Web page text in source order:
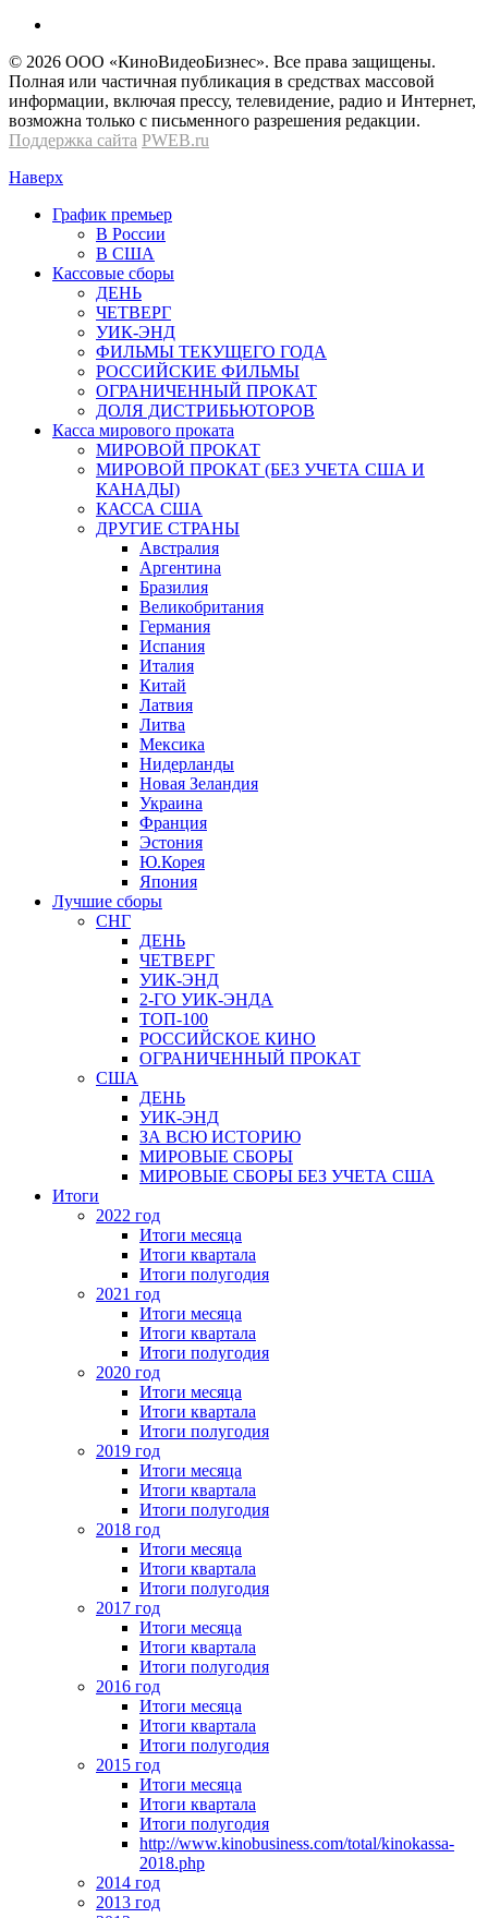
© 2026 OOО «КиноВидеоБизнес». Все права защищены.
Полная или частичная публикация в средствах массовой
информации, включая прессу, телевидение, радио и Интернет,
возможна только с письменного разрешения редакции.
Поддержка сайта PWEB.ru
Наверх
График премьер
В России
В США
Кассовые сборы
ДЕНЬ
ЧЕТВЕРГ
УИК-ЭНД
ФИЛЬМЫ ТЕКУЩЕГО ГОДА
РОССИЙСКИЕ ФИЛЬМЫ
ОГРАНИЧЕННЫЙ ПРОКАТ
ДОЛЯ ДИСТРИБЬЮТОРОВ
Касса мирового проката
МИРОВОЙ ПРОКАТ
МИРОВОЙ ПРОКАТ (БЕЗ УЧЕТА США И
КАНАДЫ)
КАССА США
ДРУГИЕ СТРАНЫ
Австралия
Аргентина
Бразилия
Великобритания
Германия
Испания
Италия
Китай
Латвия
Литва
Мексика
Нидерланды
Новая Зеландия
Украина
Франция
Эстония
Ю.Корея
Япония
Лучшие сборы
СНГ
ДЕНЬ
ЧЕТВЕРГ
УИК-ЭНД
2-ГО УИК-ЭНДА
ТОП-100
РОССИЙСКОЕ КИНО
ОГРАНИЧЕННЫЙ ПРОКАТ
США
ДЕНЬ
УИК-ЭНД
ЗА ВСЮ ИСТОРИЮ
МИРОВЫЕ СБОРЫ
МИРОВЫЕ СБОРЫ БЕЗ УЧЕТА США
Итоги
2022 год
Итоги месяца
Итоги квартала
Итоги полугодия
2021 год
Итоги месяца
Итоги квартала
Итоги полугодия
2020 год
Итоги месяца
Итоги квартала
Итоги полугодия
2019 год
Итоги месяца
Итоги квартала
Итоги полугодия
2018 год
Итоги месяца
Итоги квартала
Итоги полугодия
2017 год
Итоги месяца
Итоги квартала
Итоги полугодия
2016 год
Итоги месяца
Итоги квартала
Итоги полугодия
2015 год
Итоги месяца
Итоги квартала
Итоги полугодия
http://www.kinobusiness.com/total/kinokassa-
2018.php
2014 год
2013 год